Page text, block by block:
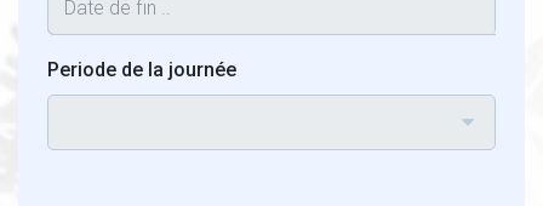
Periode de la journée